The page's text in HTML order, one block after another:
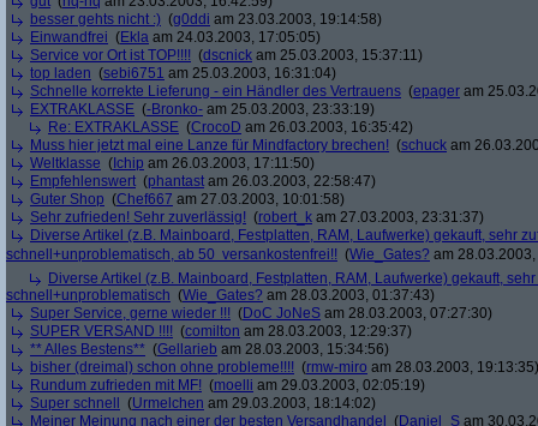
besser gehts nicht :) (g0ddi am 23.03.2003, 19:14:58)
Einwandfrei (Ekla am 24.03.2003, 17:05:05)
Service vor Ort ist TOP!!!! (dscnick am 25.03.2003, 15:37:11)
top laden (sebi6751 am 25.03.2003, 16:31:04)
Schnelle korrekte Lieferung - ein Händler des Vertrauens (epager am
EXTRAKLASSE (-Bronko- am 25.03.2003, 23:33:19)
Re: EXTRAKLASSE (CrocoD am 26.03.2003, 16:35:42)
Muss hier jetzt mal eine Lanze für Mindfactory brechen! (schuck am
Weltklasse ( Ichip am 26.03.2003, 17:11:50)
Empfehlenswert (phantast am 26.03.2003, 22:58:47)
Guter Shop (Chef667 am 27.03.2003, 10:01:58)
Sehr zufrieden! Sehr zuverlässig! (robert_k am 27.03.2003, 23:31:37)
Diverse Artikel (z.B. Mainboard, Festplatten, RAM, Laufwerke) gekauft, sehr
schnell+unproblematisch, ab 50  versankostenfrei!! (Wie_Gates? am
Diverse Artikel (z.B. Mainboard, Festplatten, RAM, Laufwerke) gekauft,
schnell+unproblematisch (Wie_Gates? am 28.03.2003, 01:37:43)
Super Service, gerne wieder !!! (DoC JoNeS am 28.03.2003, 07:27:30)
SUPER VERSAND !!!! (comilton am 28.03.2003, 12:29:37)
** Alles Bestens** (Gellarieb am 28.03.2003, 15:34:56)
bisher (dreimal) schon ohne probleme!!!! (rmw-miro am 28.03.2003, 19:13:35)
Rundum zufrieden mit MF! (moelli am 29.03.2003, 02:05:19)
Super schnell
(Urmelchen am 29.03.2003, 18:14:02)
Meiner Meinung nach einer der besten Versandhandel
(Daniel_S am